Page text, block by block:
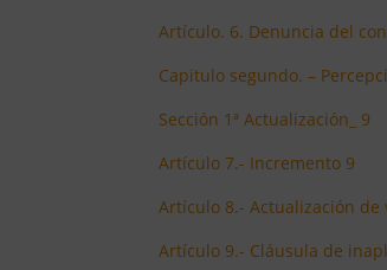
Artículo. 6. Denuncia del
Capitulo segundo. –
Sección 1ª Actualización_ 9
Artículo 7.- Incremento 9
Artículo 8.- Actualización de
Artículo 9.- Cláusula de